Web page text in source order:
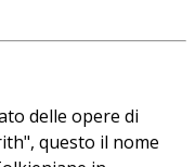
delle opere di
questo il nome